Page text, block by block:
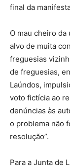
final da
O mau cheiro
alvo de muita
freguesias
de freguesias,
Laúndos,
voto fictícia ao
denúncias às
o problema não
resolução”.
Para a Junta de